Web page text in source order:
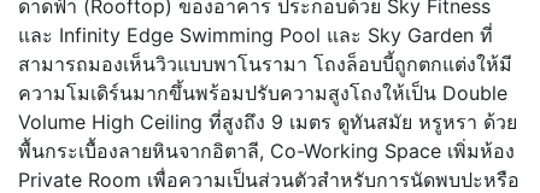
ดาดฟ้า (Rooftop) ของอาคาร ประกอบด้วย Sky Fitness
และ Infinity Edge Swimming Pool และ Sky Garden ที่
สามารถมองเห็นวิวแบบพาโนรามา โถงล็อบบี้ถูกตกแต่งให้มี
ความโมเดิร์นมากขึ้นพร้อมปรับความสูงโถงให้เป็น Double
Volume High Ceiling ที่สูงถึง 9 เมตร ดูทันสมัย หรูหรา ด้วย
พื้นกระเบื้องลายหินจากอิตาลี, Co-Working Space เพิ่มห้อง
Private Room เพื่อความเป็นส่วนตัวสำหรับการนัดพบปะหรือ